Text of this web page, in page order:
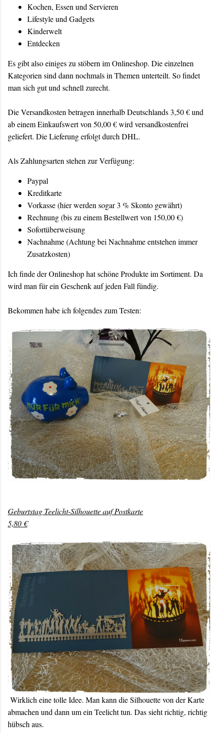
Kochen, Essen und Servieren
Lifestyle und Gadgets
Kinderwelt
Entdecken
Es gibt also einiges zu stöbern im Onlineshop. Die einzelnen
Kategorien sind dann nochmals in Themen unterteilt. So findet
man sich gut und schnell zurecht.
Die Versandkosten betragen innerhalb Deutschlands 3,50 € und
ab einem Einkaufswert von 50,00 € wird versandkostenfrei
geliefert. Die Lieferung erfolgt durch DHL.
Als Zahlungsarten stehen zur Verfügung:
Paypal
Kreditkarte
Vorkasse (hier werden sogar 3 % Skonto gewährt)
Rechnung (bis zu einem Bestellwert von 150,00 €)
Sofortüberweisung
Nachnahme (Achtung bei Nachnahme entstehen immer
Zusatzkosten)
Ich finde der Onlineshop hat schöne Produkte im Sortiment. Da
wird man für ein Geschenk auf jeden Fall fündig.
Bekommen habe ich folgendes zum Testen:
Geburtstag Teelicht-Silhouette auf Postkarte
5,80 €
Wirklich eine tolle Idee. Man kann die Silhouette von der Karte
abmachen und dann um ein Teelicht tun. Das sieht richtig, richtig
hübsch aus.